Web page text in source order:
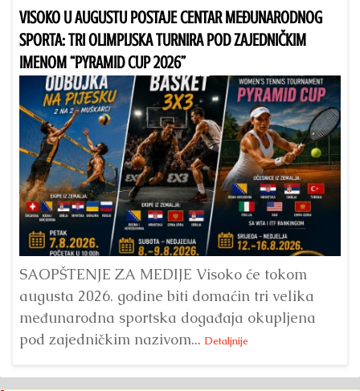
VISOKO U AUGUSTU POSTAJE CENTAR MEĐUNARODNOG
SPORTA: TRI OLIMPIJSKA TURNIRA POD ZAJEDNIČKIM
IMENOM “PYRAMID CUP 2026”
SAOPŠTENJE ZA MEDIJE Visoko će tokom
augusta 2026. godine biti domaćin tri velika
međunarodna sportska događaja okupljena
pod zajedničkim nazivom... Detaljnije